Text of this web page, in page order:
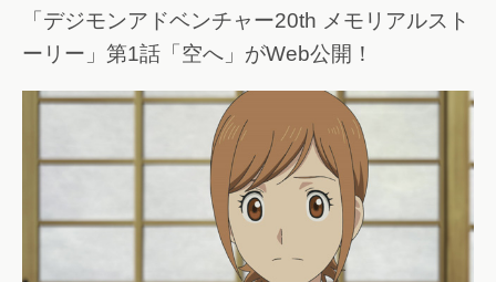
「デジモンアドベンチャー20th メモリアルスト
ーリー」第1話「空へ」がWeb公開！